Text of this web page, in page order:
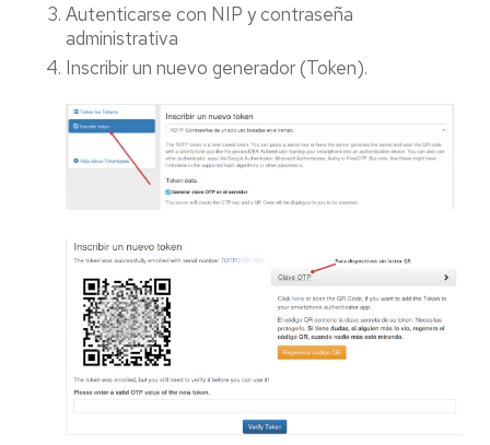
Autenticarse con NIP y contraseña
administrativa
Inscribir un nuevo generador (Token).